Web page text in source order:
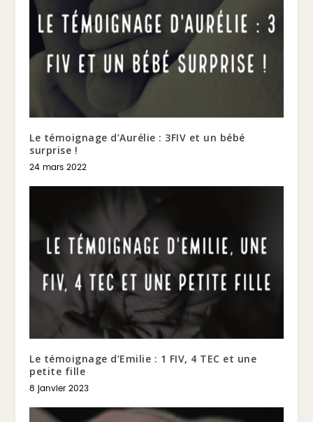
Le témoignage d’Aurélie : 3FIV et un bébé
surprise !
24 mars 2022
Le témoignage d’Emilie : 1 FIV, 4 TEC et une
petite fille
8 janvier 2023